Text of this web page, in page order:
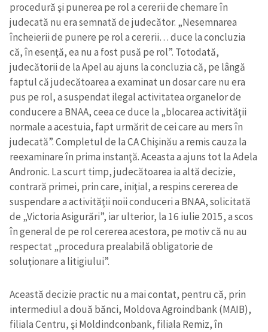
procedură şi punerea pe rol a cererii de chemare în
judecată nu era semnată de judecător. „Nesemnarea
încheierii de punere pe rol a cererii… duce la concluzia
că, în esenţă, ea nu a fost pusă pe rol”. Totodată,
judecătorii de la Apel au ajuns la concluzia că, pe lângă
faptul că judecătoarea a examinat un dosar care nu era
pus pe rol, a suspendat ilegal activitatea organelor de
conducere a BNAA, ceea ce duce la „blocarea activităţii
normale a acestuia, fapt urmărit de cei care au mers în
judecată”. Completul de la CA Chişinău a remis cauza la
reexaminare în prima instanţă. Aceasta a ajuns tot la Adela
Andronic. La scurt timp, judecătoarea ia altă decizie,
contrară primei, prin care, iniţial, a respins cererea de
suspendare a activităţii noii conduceri a BNAA, solicitată
de „Victoria Asigurări”, iar ulterior, la 16 iulie 2015, a scos
în general de pe rol cererea acestora, pe motiv că nu au
respectat „procedura prealabilă obligatorie de
soluţionare a litigiului”.
Această decizie practic nu a mai contat, pentru că, prin
intermediul a două bănci, Moldova Agroindbank (MAIB),
filiala Centru, şi Moldindconbank, filiala Remiz, în